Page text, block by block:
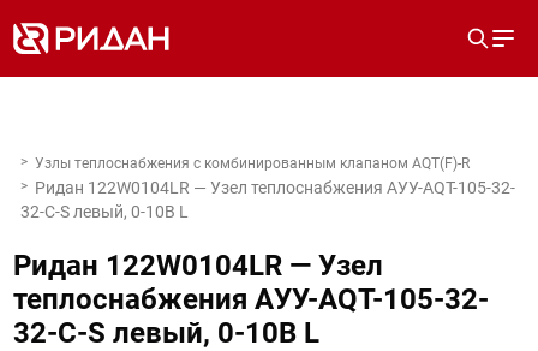
Узлы теплоснабжения с комбинированным клапаном AQT(F)-R
Ридан 122W0104LR — Узел теплоснабжения АУУ-AQT-105-32-
32-C-S левый, 0-10В L
Ридан 122W0104LR — Узел
теплоснабжения АУУ-AQT-105-32-
32-C-S левый, 0-10В L